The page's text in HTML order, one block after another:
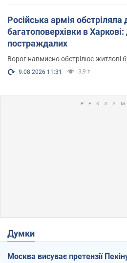
Російська армія обстріляла
багатоповерхівки в
постраждалих
Ворог навмисно обстрілює житлові
9.08.2026 11:31 3,9 т.
Думки
Москва висуває претензії